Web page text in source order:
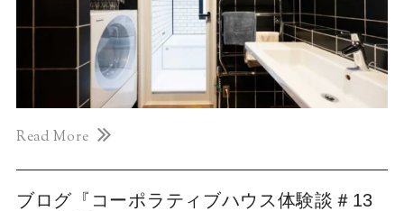
Read More
ブログ『コーポラティブハウス体験談＃13